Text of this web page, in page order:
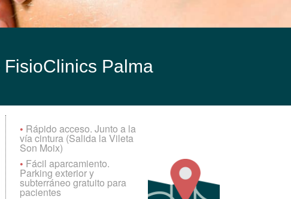
FisioClinics Palma
• Rápido acceso. Junto a la
vía cintura (Salida la Vileta
Son Moix)
• Fácil aparcamiento.
Parking exterior y
subterráneo gratuito para
pacientes